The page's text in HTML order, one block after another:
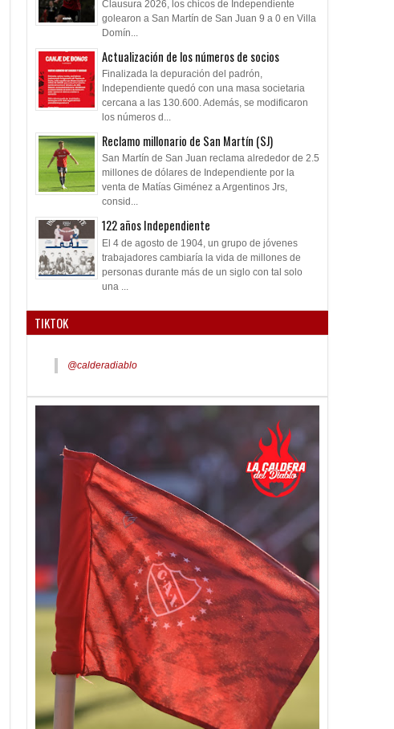
Clausura 2026, los chicos de Independiente
golearon a San Martín de San Juan 9 a 0 en Villa
Domín...
Actualización de los números de socios
Finalizada la depuración del padrón,
Independiente quedó con una masa societaria
cercana a las 130.600. Además, se modificaron
los números d...
Reclamo millonario de San Martín (SJ)
San Martín de San Juan reclama alrededor de 2.5
millones de dólares de Independiente por la
venta de Matías Giménez a Argentinos Jrs,
consid...
122 años Independiente
El 4 de agosto de 1904, un grupo de jóvenes
trabajadores cambiaría la vida de millones de
personas durante más de un siglo con tal solo
una ...
TIKTOK
@calderadiablo